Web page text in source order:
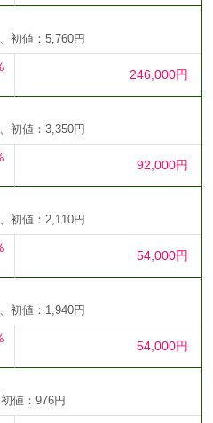
初値：5,760円
246,000円
初値：3,350円
92,000円
初値：2,110円
54,000円
初値：1,940円
54,000円
値：976円